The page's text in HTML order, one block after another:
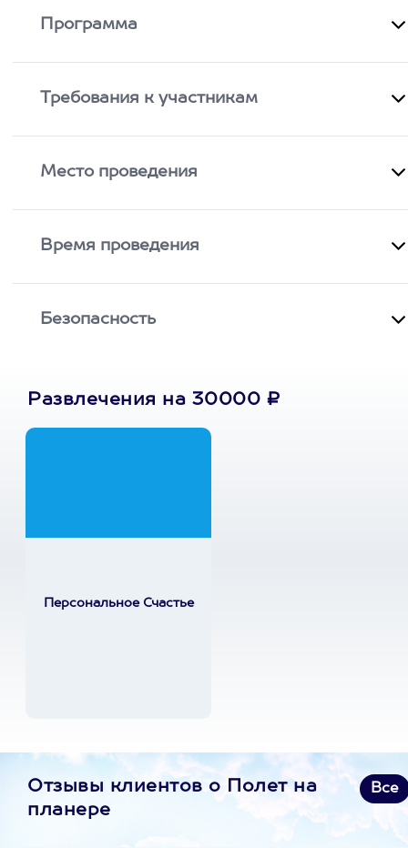
Программа
Требования к участникам
Место проведения
Время проведения
Безопасность
Развлечения на 30000 ₽
Персональное Счастье
Отзывы клиентов о Полет на
планере
Все